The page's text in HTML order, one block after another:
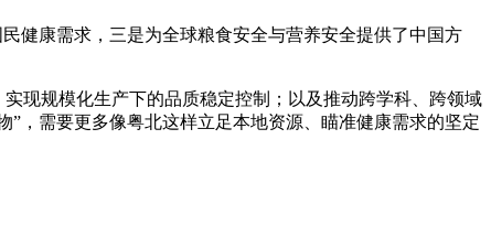
健康需求，三是为全球粮食安全与营养安全提供了中国方
现规模化生产下的品质稳定控制；以及推动跨学科、跨领域
，需要更多像粤北这样立足本地资源、瞄准健康需求的坚定